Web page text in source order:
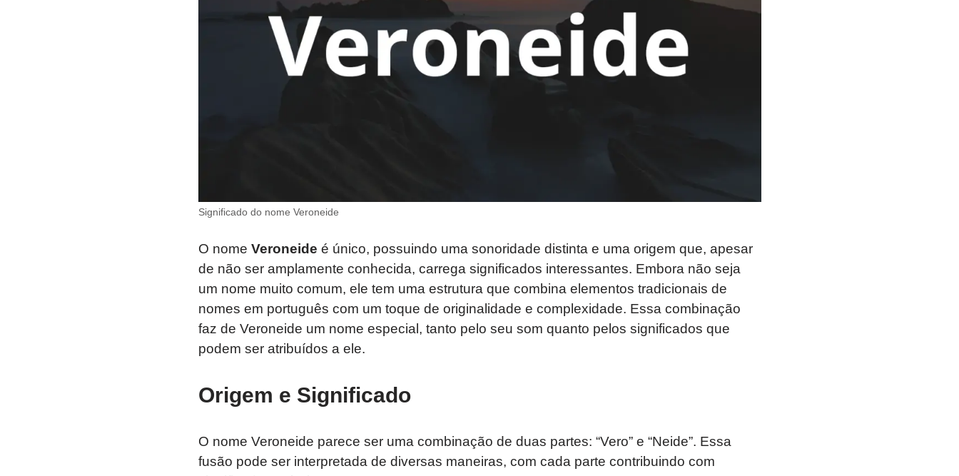
Significado do nome Veroneide
O nome Veroneide é único, possuindo uma sonoridade distinta e uma origem que, apesar
de não ser amplamente conhecida, carrega significados interessantes. Embora não seja
um nome muito comum, ele tem uma estrutura que combina elementos tradicionais de
nomes em português com um toque de originalidade e complexidade. Essa combinação
faz de Veroneide um nome especial, tanto pelo seu som quanto pelos significados que
podem ser atribuídos a ele.
Origem e Significado
O nome Veroneide parece ser uma combinação de duas partes: “Vero” e “Neide”. Essa
fusão pode ser interpretada de diversas maneiras, com cada parte contribuindo com